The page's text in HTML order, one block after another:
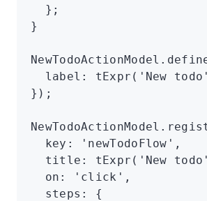
  };
}
NewTodoActionModel
  label
: tExpr ( 'New todo'
});
NewTodoActionModel
  key
: 'newTodoFlow' ,
  title
: tExpr ( 'New todo'
  on
: 'click' ,
  steps
:
{